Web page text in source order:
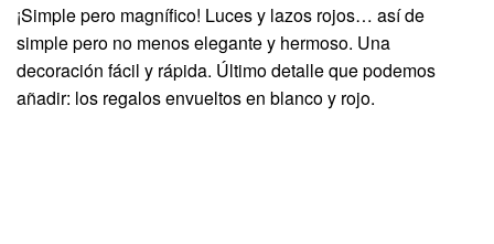
¡Simple pero magnífico! Luces y lazos rojos… así de
simple pero no menos elegante y hermoso. Una
decoración fácil y rápida. Último detalle que podemos
añadir: los regalos envueltos en blanco y rojo.